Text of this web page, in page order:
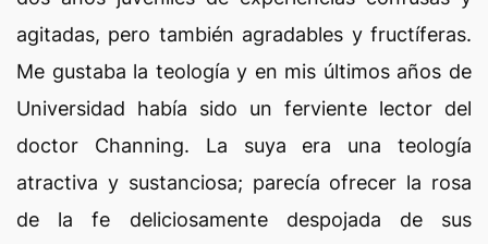
agitadas, pero también agradables y fructíferas.
Me gustaba la teología y en mis últimos años de
Universidad había sido un ferviente lector del
doctor Channing. La suya era una teología
atractiva y sustanciosa; parecía ofrecer la rosa
de la fe deliciosamente despojada de sus